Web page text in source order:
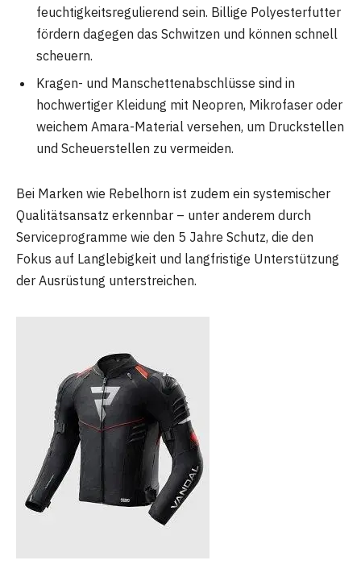
feuchtigkeitsregulierend sein. Billige Polyesterfutter
fördern dagegen das Schwitzen und können schnell
scheuern.
Kragen- und Manschettenabschlüsse sind in
hochwertiger Kleidung mit Neopren, Mikrofaser oder
weichem Amara-Material versehen, um Druckstellen
und Scheuerstellen zu vermeiden.
Bei Marken wie Rebelhorn ist zudem ein systemischer
Qualitätsansatz erkennbar – unter anderem durch
Serviceprogramme wie den 5 Jahre Schutz, die den
Fokus auf Langlebigkeit und langfristige Unterstützung
der Ausrüstung unterstreichen.